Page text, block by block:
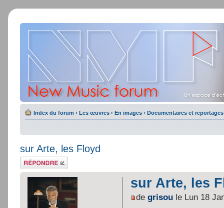
Index du forum ‹ Les œuvres ‹ En images ‹ Documentaires et reportages
sur Arte, les Floyd
Répondre
sur Arte, les
degrisou le Lun 18